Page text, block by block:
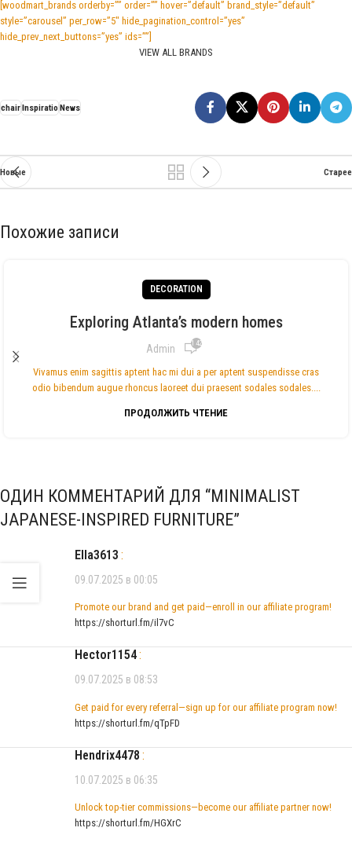
[woodmart_brands orderby=”” order=”” hover=”default” brand_style=”default”
style=”carousel” per_row=”5″ hide_pagination_control=”yes”
hide_prev_next_buttons=”yes” ids=””]
VIEW ALL BRANDS
chairInspiratio News
Новые Старее
Похожие записи
DECORATION
Exploring Atlanta’s modern homes
Admin 1 427
Vivamus enim sagittis aptent hac mi dui a per aptent suspendisse cras
odio bibendum augue rhoncus laoreet dui praesent sodales sodales....
ПРОДОЛЖИТЬ ЧТЕНИЕ
ОДИН КОММЕНТАРИЙ ДЛЯ “MINIMALIST
JAPANESE-INSPIRED FURNITURE”
Ella3613 :
09.07.2025 в 00:05
Promote our brand and get paid—enroll in our affiliate program!
https://shorturl.fm/il7vC
Hector1154:
09.07.2025 в 08:53
Get paid for every referral—sign up for our affiliate program now!
https://shorturl.fm/qTpFD
Hendrix4478 :
10.07.2025 в 06:35
Unlock top-tier commissions—become our affiliate partner now!
https://shorturl.fm/HGXrC